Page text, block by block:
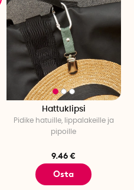
Hattuklipsi
Pidike hatuille, lippalakeille ja
pipoille
9.46 €
Osta